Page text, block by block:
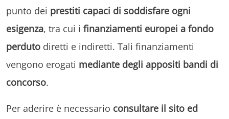
punto dei prestiti capaci di soddisfare ogni
esigenza, tra cui i finanziamenti europei a fondo
perduto diretti e indiretti. Tali finanziamenti
vengono erogati mediante degli appositi bandi di
concorso.
Per aderire è necessario consultare il sito ed